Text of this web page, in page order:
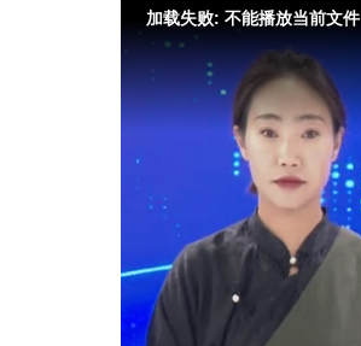
加载失败: 不能播放当前文件